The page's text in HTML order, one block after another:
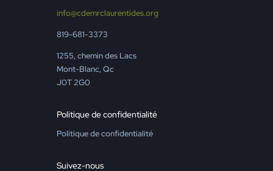
info@cdemrclaurentides.org
819-681-3373
1255, chemin des Lacs
Mont-Blanc, Qc
J0T 2G0
Politique de confidentialité
Politique de confidentialité
Suivez-nous